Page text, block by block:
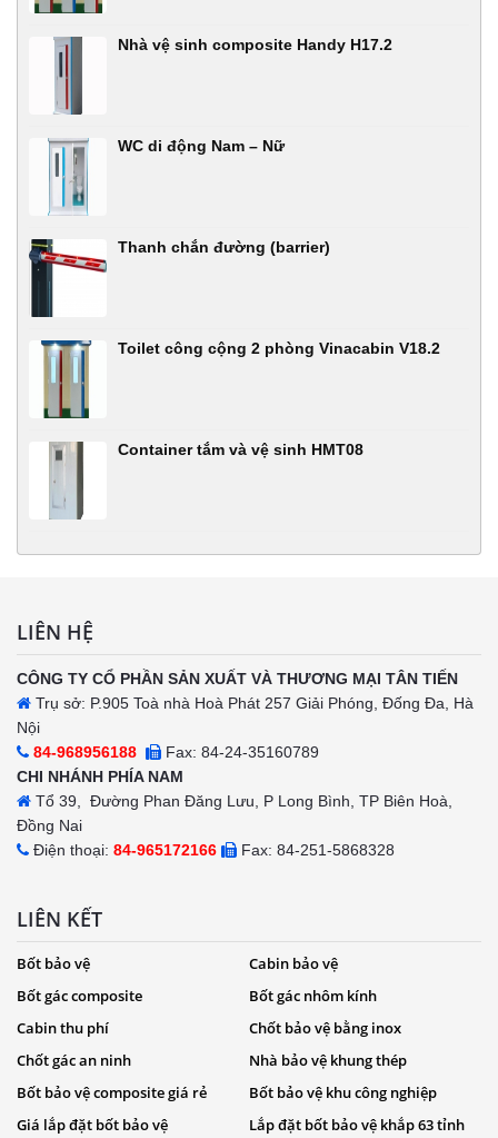
Nhà vệ sinh composite Handy H17.2
WC di động Nam – Nữ
Thanh chắn đường (barrier)
Toilet công cộng 2 phòng Vinacabin V18.2
Container tắm và vệ sinh HMT08
LIÊN HỆ
CÔNG TY CỔ PHẦN SẢN XUẤT VÀ THƯƠNG MẠI TÂN TIẾN
Trụ sở: P.905 Toà nhà Hoà Phát 257 Giải Phóng, Đống Đa, Hà
Nội
84-968956188
Fax: 84-24-35160789
CHI NHÁNH PHÍA NAM
Tổ 39, Đường Phan Đăng Lưu, P Long Bình, TP Biên Hoà,
Đồng Nai
Điện thoại: 84-965172166 Fax: 84-251-5868328
LIÊN KẾT
Bốt bảo vệ
Cabin bảo vệ
Bốt gác composite
Bốt gác nhôm kính
Cabin thu phí
Chốt bảo vệ bằng inox
Chốt gác an ninh
Nhà bảo vệ khung thép
Bốt bảo vệ composite giá rẻ
Bốt bảo vệ khu công nghiệp
Giá lắp đặt bốt bảo vệ
Lắp đặt bốt bảo vệ khắp 63 tỉnh